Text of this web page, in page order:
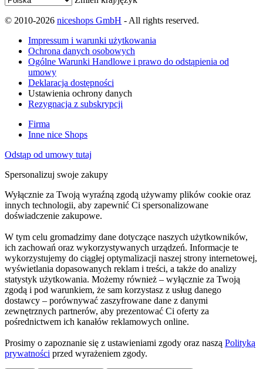
© 2010-2026 niceshops GmbH - All rights reserved.
Impressum i warunki użytkowania
Ochrona danych osobowych
Ogólne Warunki Handlowe i prawo do odstąpienia od
umowy
Deklaracja dostępności
Ustawienia ochrony danych
Rezygnacja z subskrypcji
Firma
Inne nice Shops
Odstąp od umowy tutaj
Spersonalizuj swoje zakupy
Wyłącznie za Twoją wyraźną zgodą używamy plików cookie oraz
innych technologii, aby zapewnić Ci spersonalizowane
doświadczenie zakupowe.
W tym celu gromadzimy dane dotyczące naszych użytkowników,
ich zachowań oraz wykorzystywanych urządzeń. Informacje te
wykorzystujemy do ciągłej optymalizacji naszej strony internetowej,
wyświetlania dopasowanych reklam i treści, a także do analizy
statystyk użytkowania. Możemy również – wyłącznie za Twoją
zgodą i pod warunkiem, że sam korzystasz z usług danego
dostawcy – porównywać zaszyfrowane dane z danymi
zewnętrznych partnerów, aby prezentować Ci oferty za
pośrednictwem ich kanałów reklamowych online.
Prosimy o zapoznanie się z ustawieniami zgody oraz naszą Polityką
prywatności przed wyrażeniem zgody.